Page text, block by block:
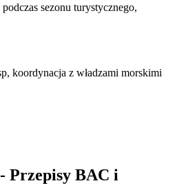
sezonu turystycznego,
koordynacja z władzami morskimi
Przepisy BAC i